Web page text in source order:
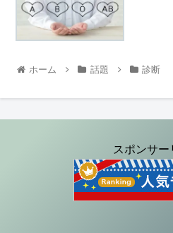
ホーム 話題 診断
スポンサー